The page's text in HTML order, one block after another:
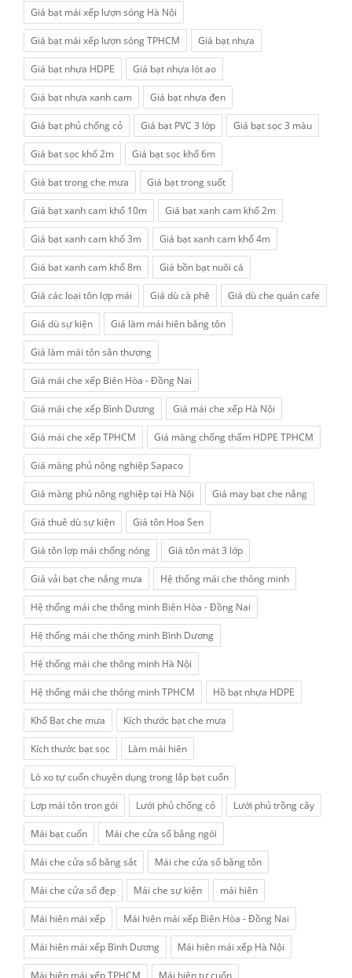
Giá bạt mái xếp lượn sóng Hà Nội
Giá bạt mái xếp lượn sóng TPHCM Giá bạt nhựa
Giá bạt nhựa HDPE Giá bạt nhựa lót ao
Giá bạt nhựa xanh cam Giá bạt nhựa đen
Giá bạt phủ chống cỏ Giá bạt PVC 3 lớp Giá bạt sọc 3 màu
Giá bạt sọc khổ 2m Giá bạt sọc khổ 6m
Giá bạt trong che mưa Giá bạt trong suốt
Giá bạt xanh cam khổ 10m Giá bạt xanh cam khổ 2m
Giá bạt xanh cam khổ 3m Giá bạt xanh cam khổ 4m
Giá bạt xanh cam khổ 8m Giá bồn bạt nuôi cá
Giá các loại tôn lợp mái Giá dù cà phê Giá dù che quán cafe
Giá dù sự kiện Giá làm mái hiên bằng tôn
Giá làm mái tôn sân thượng
Giá mái che xếp Biên Hòa - Đồng Nai
Giá mái che xếp Bình Dương Giá mái che xếp Hà Nội
Giá mái che xếp TPHCM Giá màng chống thấm HDPE TPHCM
Giá màng phủ nông nghiệp Sapaco
Giá màng phủ nông nghiệp tại Hà Nội Giá may bạt che nắng
Giá thuê dù sự kiện Giá tôn Hoa Sen
Giá tôn lợp mái chống nóng Giá tôn mát 3 lớp
Giá vải bạt che nắng mưa Hệ thống mái che thông minh
Hệ thống mái che thông minh Biên Hòa - Đồng Nai
Hệ thống mái che thông minh Bình Dương
Hệ thống mái che thông minh Hà Nội
Hệ thống mái che thông minh TPHCM Hồ bạt nhựa HDPE
Khổ Bạt che mưa Kích thước bạt che mưa
Kích thước bạt sọc Làm mái hiên
Lò xo tự cuốn chuyên dụng trong lắp bạt cuốn
Lợp mái tôn trọn gói Lưới phủ chống cỏ Lưới phủ trồng cây
Mái bạt cuốn Mái che cửa sổ bằng ngói
Mái che cửa sổ bằng sắt Mái che cửa sổ bằng tôn
Mái che cửa sổ đẹp Mái che sự kiện mái hiên
Mái hiên mái xếp Mái hiên mái xếp Biên Hòa - Đồng Nai
Mái hiên mái xếp Bình Dương Mái hiên mái xếp Hà Nội
Mái hiên mái xếp TPHCM Mái hiên tự cuốn